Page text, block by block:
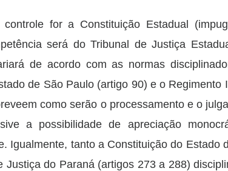
for a Constituição Estadual
será do Tribunal de Justiça
de acordo com as normas
de São Paulo (artigo 90) e o Regimento
como serão o processamento e o
a possibilidade de apreciação
Igualmente, tanto a Constituição do Estado
do Paraná (artigos 273 a 288)